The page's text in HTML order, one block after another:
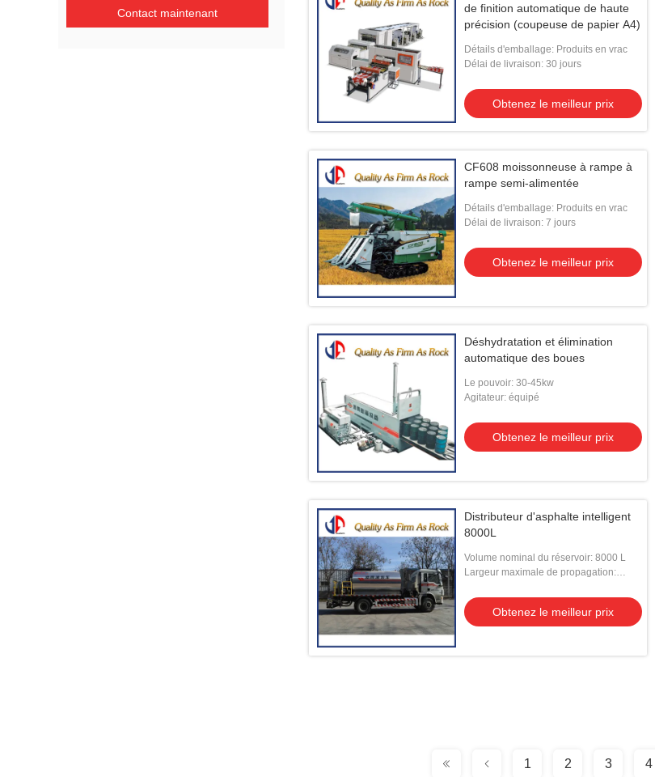
Contact maintenant
de finition automatique de haute
précision (coupeuse de papier A4)
Détails d'emballage: Produits en vrac
Délai de livraison: 30 jours
Obtenez le meilleur prix
CF608 moissonneuse à rampe à
rampe semi-alimentée
Détails d'emballage: Produits en vrac
Délai de livraison: 7 jours
Obtenez le meilleur prix
Déshydratation et élimination
automatique des boues
Le pouvoir: 30-45kw
Agitateur: équipé
Obtenez le meilleur prix
Distributeur d'asphalte intelligent
8000L
Volume nominal du réservoir: 8000 L
Largeur maximale de propagation:
Obtenez le meilleur prix
1 2 3 4